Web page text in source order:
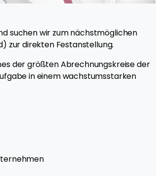
suchen wir zum nächstmöglichen
zur direkten Festanstellung.
der größten Abrechnungskreise der
in einem wachstumsstarken